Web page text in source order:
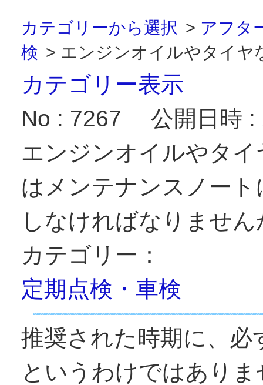
カテゴリーから選択 > アフタ
検 > エンジンオイルやタイヤ
カテゴリー表示
No : 7267
公開日時
エンジンオイルやタ
はメンテナンスノー
しなければなりません
カテゴリー：
定期点検・車検
推奨された時期に、
というわけではありま